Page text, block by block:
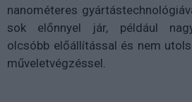
nanométeres
sok előnnyel jár, például
olcsóbb előállítással és nem
műveletvégzéssel.